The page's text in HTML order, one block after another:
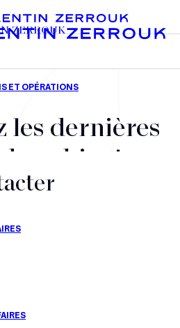
ZERROUK
stratégiques
les dernières
cabinet,
et nos
jour après